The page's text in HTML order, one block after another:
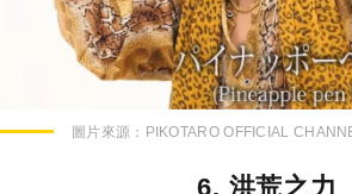
圖片來源： PIKOTARO OFFICIAL
6. 洪荒之力